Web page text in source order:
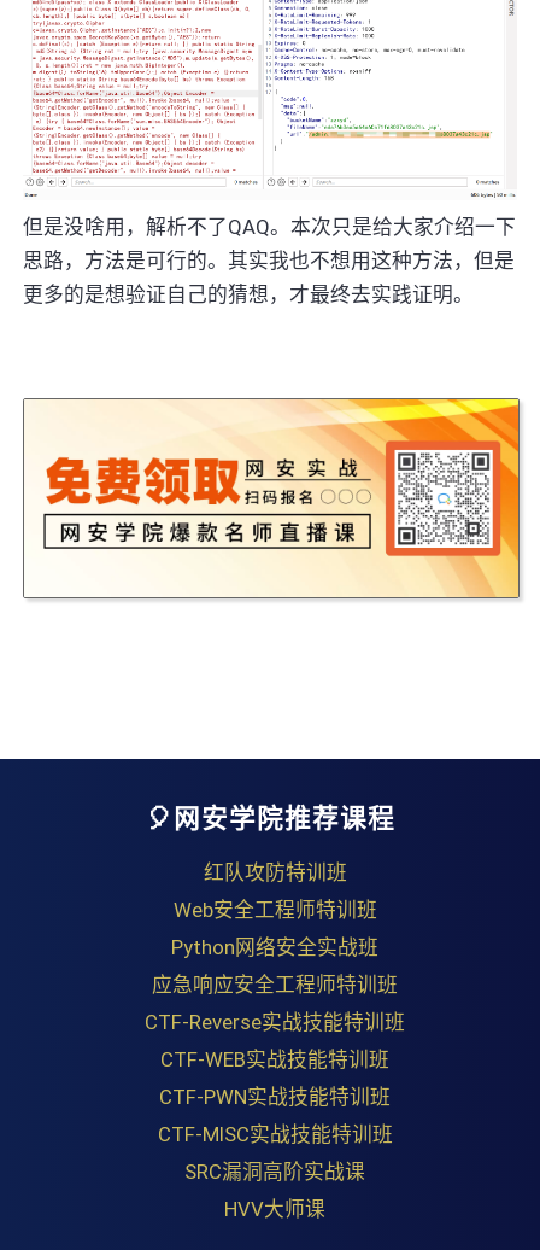
但是没啥用，解析不了QAQ。本次只是给大家介绍一下
思路，方法是可行的。其实我也不想用这种方法，但是
更多的是想验证自己的猜想，才最终去实践证明。
🎈网安学院推荐课程
红队攻防特训班
Web安全工程师特训班
Python网络安全实战班
应急响应安全工程师特训班
CTF-Reverse实战技能特训班
CTF-WEB实战技能特训班
CTF-PWN实战技能特训班
CTF-MISC实战技能特训班
SRC漏洞高阶实战课
HVV大师课